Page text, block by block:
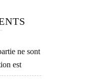
ne sont
est